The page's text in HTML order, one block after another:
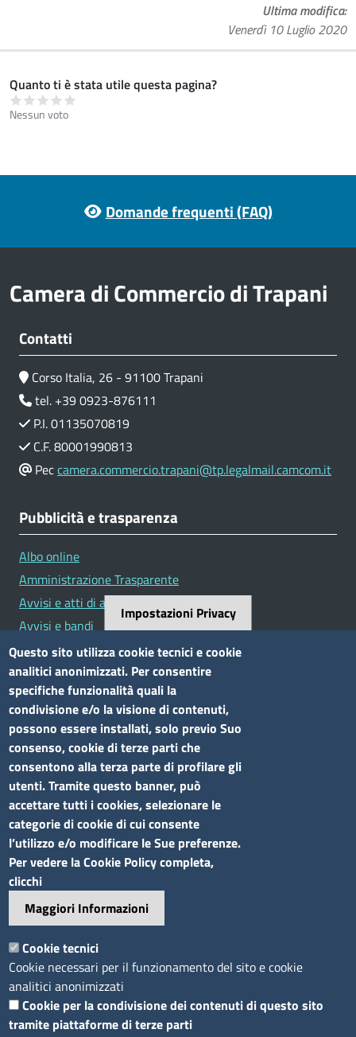
Ultima modifica
Venerdì 10 Luglio 2020
Quanto ti è stata utile questa pagina?
Nessun voto
Domande frequenti (FAQ)
Camera di Commercio di Trapani
Contatti
Corso Italia, 26 - 91100 Trapani
tel. +39 0923-876111
P.I. 01135070819
C.F. 80001990813
Peccamera.commercio.trapani@tp.legalmail.camcom.it
Pubblicità e trasparenza
Albo online
Amministrazione Trasparente
Avvisi e atti di altre Amministrazioni
Avvisi e bandi
Bandi di concorso
Siti tematici
Elenco siti tematici
Seguici su
Sito web
Accesso riservato
Mappa del sito
Footer
Feed RSS
Note legali
Privacy
Trattamento dei dati
Impostazioni Privacy
Questo sito utilizza cookie tecnici e cookie
analitici anonimizzati. Per consentire
specifiche funzionalità quali la
condivisione e/o la visione di contenuti,
possono essere installati, solo previo Suo
consenso, cookie di terze parti che
consentono alla terza parte di profilare gli
utenti. Tramite questo banner, può
accettare tutti i cookies, selezionare le
categorie di cookie di cui consente
l’utilizzo e/o modificare le Sue preferenze.
Per vedere la Cookie Policy completa,
clicchi
Maggiori Informazioni
Cookie tecnici
Cookie necessari per il funzionamento del sito e cookie
analitici anonimizzati
Cookie per la condivisione dei contenuti di questo sito
tramite piattaforme di terze parti